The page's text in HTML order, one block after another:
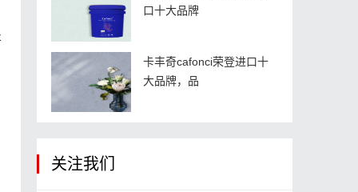
口十大品牌
卡丰奇cafonci荣登进口十
大品牌，品
关注我们